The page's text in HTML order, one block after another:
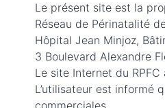
Le présent site est la
Réseau de Périnatalité
Hôpital Jean Minjoz,
3 Boulevard Alexandre
Le site Internet du
L’utilisateur est informé